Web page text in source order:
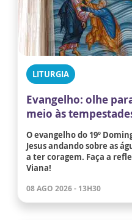
LITURGIA
Evangelho: olhe
meio às
O evangelho do 19º
Jesus andando sobre as
a ter coragem. Faça a
Viana!
08 AGO 2026 - 13H30